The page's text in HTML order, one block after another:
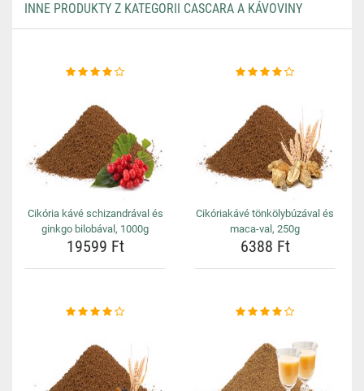
INNE PRODUKTY Z KATEGORII CASCARA A KÁVOVINY
Cikória kávé schizandrával és
ginkgo bilobával, 1000g
19599 Ft
Cikóriakávé tönkölybúzával és
maca-val, 250g
6388 Ft